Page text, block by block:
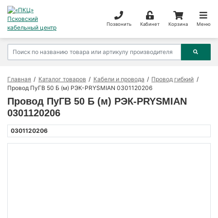
Позвонить Кабинет Корзина Меню
Главная Каталог товаров Кабели и провода
Провод гибкий
Провод ПуГВ 50 Б (м) РЭК-PRYSMIAN 0301120206
Провод ПуГВ 50 Б (м) РЭК-PRYSMIAN
0301120206
0301120206